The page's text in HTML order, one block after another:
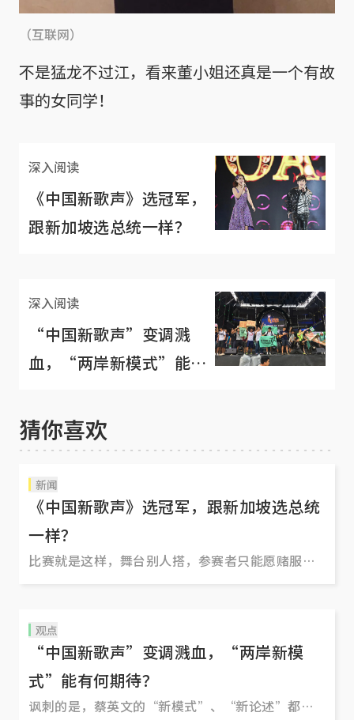
（互联网）
不是猛龙不过江，看来董小姐还真是一个有故
事的女同学！
深入阅读
《中国新歌声》选冠军，
跟新加坡选总统一样？
深入阅读
“中国新歌声”变调溅
血，“两岸新模式”能有
猜你喜欢
新闻
《中国新歌声》选冠军，跟新加坡选总统
一样？
比赛就是这样，舞台别人搭，参赛者只能愿赌服
样”，选总统和选冠军歌手竟然挂勾，都有内定之
意，政治和娱乐相遇，不知道是谁娱乐了谁？
观点
“中国新歌声”变调溅血，“两岸新模
式”能有何期待？
讽刺的是，蔡英文的“新模式”、“新论述”都还